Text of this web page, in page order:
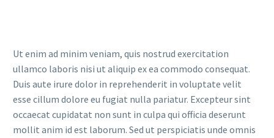
Ut enim ad minim veniam, quis nostrud exercitation
ullamco laboris nisi ut aliquip ex ea commodo consequat.
Duis aute irure dolor in reprehenderit in voluptate velit
esse cillum dolore eu fugiat nulla pariatur. Excepteur sint
occaecat cupidatat non sunt in culpa qui officia deserunt
mollit anim id est laborum. Sed ut perspiciatis unde omnis